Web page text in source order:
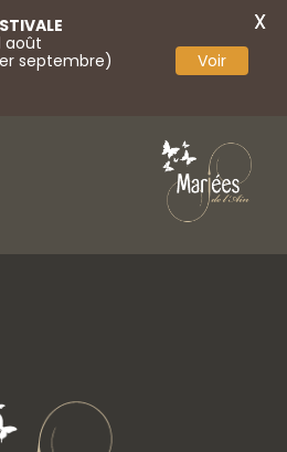
août
septembre)
Voir
X